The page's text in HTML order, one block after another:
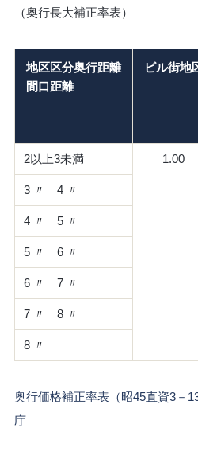
（奥行長大補正率表）
地区区分奥行距離
間口距離
ビル街地
2以上3未満 1.00
3 〃 4 〃
4 〃 5 〃
5 〃 6 〃
6 〃 7 〃
7 〃 8 〃
8 〃
奥行価格補正率表（昭45直資3－
庁